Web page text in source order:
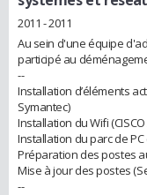
2011 - 2011
Au sein d'une équipe
participé au
--
Installation d’éléments
Symantec)
Installation du Wifi
Installation du parc de
Préparation des postes
Mise à jour des postes
--